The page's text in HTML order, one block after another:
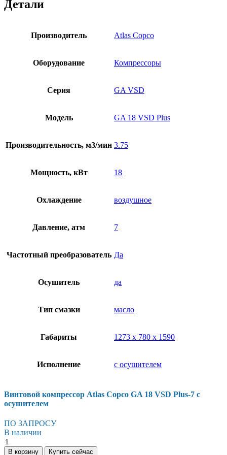
Детали
Производитель Atlas Copco
Оборудование Компрессоры
Серия GA VSD
Модель GA 18 VSD Plus
Производительность, м3/мин 3.75
Мощность, кВт 18
Охлаждение воздушное
Давление, атм 7
Частотный преобразователь Да
Осушитель да
Тип смазки масло
Габариты 1273 х 780 х 1590
Исполнение с осушителем
Винтовой компрессор Atlas Copco GA 18 VSD Plus-7 с
осушителем
ПО ЗАПРОСУ
В наличии
Винтовой
компрессор
В корзину Купить сейчас